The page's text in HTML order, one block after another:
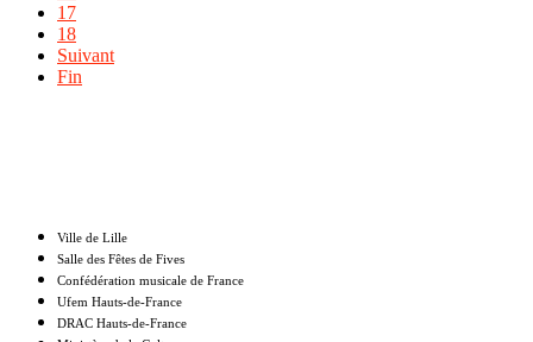
17
18
Suivant
Fin
Ville de Lille
Salle des Fêtes de Fives
Confédération musicale de France
Ufem Hauts-de-France
DRAC Hauts-de-France